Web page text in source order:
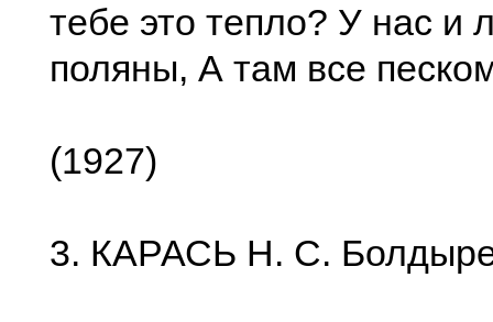
тебе это тепло? У нас и
поляны, А там все
(1927)
3. КАРАСЬ Н. С.